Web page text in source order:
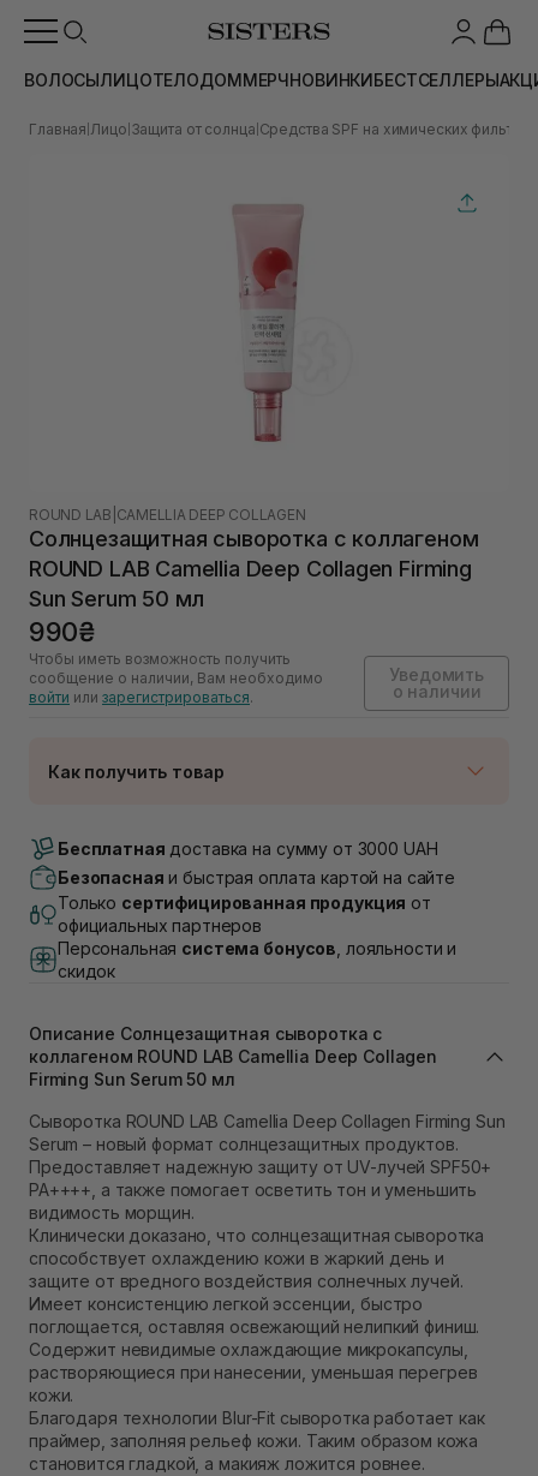
ВОЛОСЫЛИЦОТЕЛОДОММЕРЧНОВИНКИБЕСТСЕЛЛЕРЫ
Главная Лицо Защита от солнца Средства SPF на химических фильтрах
ROUND LAB CAMELLIA DEEP COLLAGEN
Солнцезащитная сыворотка с коллагеном
ROUND LAB Camellia Deep Collagen Firming
Sun Serum 50 мл
990₴
Чтобы иметь возможность получить
сообщение о наличии, Вам необходимо
войти или зарегистрироваться.
Уведомить
о наличии
Как получить товар
Нет в наличии!
Самовывоз г. Луцк, Винниченка 4
Самовывоз г. Львов, ул. Академика Подстригача,
1В (Duck's Lake)
Нет в наличии!
Самовывоз Львов (Ивана Франко 36)
Самовывоз г. Львов ул. Степана Бандеры 43
Нет в наличии!
Самовывоз Ровно
Самовывоз г. Ровно, ул. Кулика и Гудачека 23 (ТЦ
Экватор)
Нет в наличии!
Бесплатная доставка на сумму от 3000 UAH
Безопасная и быстрая оплата картой на сайте
Только сертифицированная продукция от
официальных партнеров
Персональная система бонусов , лояльности и
скидок
Описание Солнцезащитная сыворотка с
коллагеном ROUND LAB Camellia Deep Collagen
Firming Sun Serum 50 мл
Сыворотка ROUND LAB Camellia Deep Collagen Firming Sun
Serum – новый формат солнцезащитных продуктов.
Предоставляет надежную защиту от UV-лучей SPF50+
PA++++, а также помогает осветить тон и уменьшить
видимость морщин.
Клинически доказано, что солнцезащитная сыворотка
способствует охлаждению кожи в жаркий день и
защите от вредного воздействия солнечных лучей.
Имеет консистенцию легкой эссенции, быстро
поглощается, оставляя освежающий нелипкий финиш.
Содержит невидимые охлаждающие микрокапсулы,
растворяющиеся при нанесении, уменьшая перегрев
кожи.
Благодаря технологии Blur-Fit сыворотка работает как
праймер, заполняя рельеф кожи. Таким образом кожа
становится гладкой, а макияж ложится ровнее.